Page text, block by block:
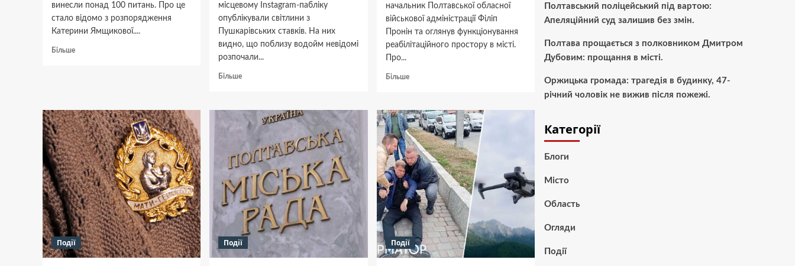
винесли понад 100 питань. Про це
стало відомо з розпорядження
Катерини Ямщикової....
БільшеДокладніше
сесію:
перелік
питань
місцевому Instagram-пабліку
опублікували світлини з
Пушкарівських ставків. На них
видно, що поблизу водойм невідомі
розпочали...
БільшеДокладніше
про
забудову
Пушкарівських
ставків
у
Полтаві
начальник Полтавської обласної
військової адміністрації Філіп
Пронін та оглянув функціонування
реабілітаційного простору в місті.
Про...
БільшеДокладніше
з
робочим
візитом
відвідав
очільник
Полтавської
ОВА
Філіп
Пронін
Події Події Події
Полтавський поліцейський під вартою:
Апеляційний суд залишив без змін.
Полтава прощається з полковником Дмитром
Дубовим: прощання в місті.
Оржицька громада: трагедія в будинку, 47-
річний чоловік не вижив після пожежі.
Категорії
Блоги
Місто
Область
Огляди
Події